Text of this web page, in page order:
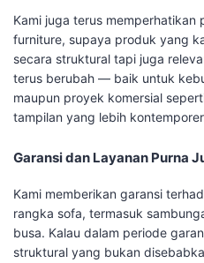
Kami juga terus memperhatikan
furniture, supaya produk yang
secara struktural tapi juga
terus berubah — baik untuk
maupun proyek komersial
tampilan yang lebih
Garansi dan Layanan Purna
Kami memberikan garansi
rangka sofa, termasuk
busa. Kalau dalam periode
struktural yang bukan